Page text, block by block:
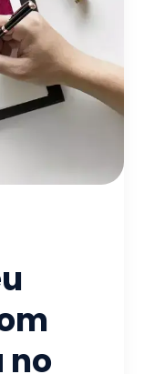
no